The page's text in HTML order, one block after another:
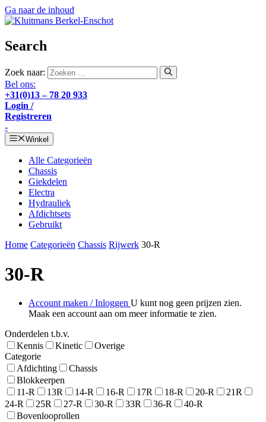
Ga naar de inhoud
Search
Zoek naar:
Bel ons:
+31(0)13 – 78 20 933
Login /
Registreren
-
Winkel
Alle Categorieën
Chassis
Giekdelen
Electra
Hydrauliek
Afdichtsets
Gebruikt
Home Categorieën Chassis Rijwerk 30-R
30-R
Account maken / Inloggen U kunt nog geen prijzen zien.
Maak een account aan om meer informatie te zien.
Onderdelen t.b.v.
Kennis
Kinetic
Overige
Categorie
Afdichting
Chassis
Blokkeerpen
11-R
13R 14-R 16-R 17R 18-R 20-R
21R
24-R
25R 27-R 30-R 33R 36-R
40-R
Bovenlooprollen